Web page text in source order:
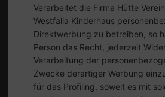
Verarbeitet die Firma Hütte
Westfalia Kinderhaus
Direktwerbung zu betreiben, so
Person das Recht, jederzeit
Verarbeitung der
Zwecke derartiger Werbung
für das Profiling, soweit es mit